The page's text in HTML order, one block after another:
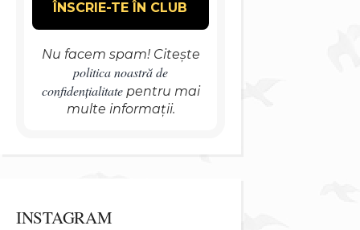
Nu facem spam! Citește
politica noastră de
confidențialitatepentru mai
multe informații.
INSTAGRAM